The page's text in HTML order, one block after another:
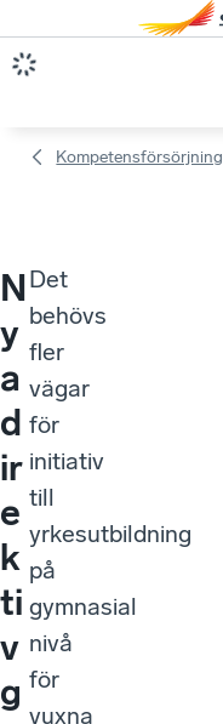
Kompetensförsörjning
N
y
a
d
ir
e
k
ti
v
g
Det
behövs
fler
vägar
för
initiativ
till
yrkesutbildning
på
gymnasial
nivå
för
vuxna